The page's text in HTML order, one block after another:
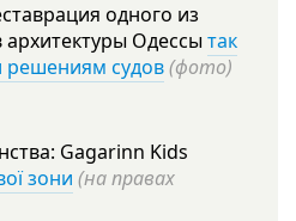
одного из
Одессы так
решениям судов(фото)
Gagarinn Kids
зони (на правах